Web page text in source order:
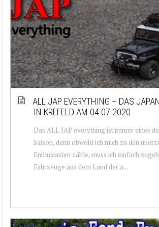
ALL JAP EVERYTHING – DAS
IN KREFELD AM 04.07.2020
Das ALL JAP everything ist immer eines
Saison, denn obwohl ich mich zu den
Enthusiasten zähle, muss ich einfach
Fahrzeuge aus dem Land der a...